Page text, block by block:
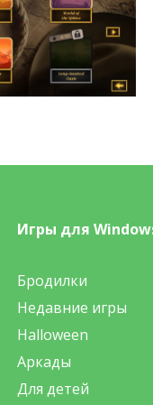
Игры для
Бродилки
Недавние игры
Halloween
Аркады
Для детей